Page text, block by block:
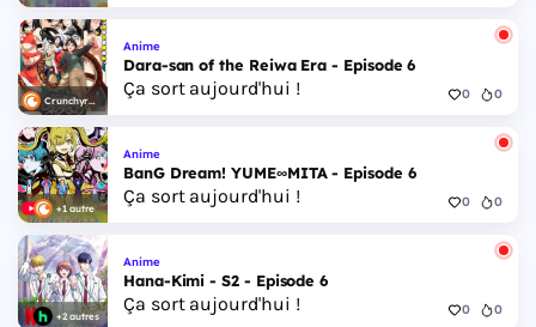
Crunchyroll
Anime
Dara-san of the Reiwa Era - Episode 6
Ça sort aujourd'hui ! 0 0
+1 autre
Anime
BanG Dream! YUME∞MITA - Episode 6
Ça sort aujourd'hui ! 0 0
+2 autres
Anime
Hana-Kimi - S2 - Episode 6
Ça sort aujourd'hui ! 0 0